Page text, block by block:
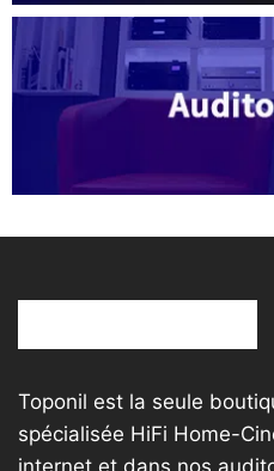
Toponil est la seule
spécialisée HiFi Home-